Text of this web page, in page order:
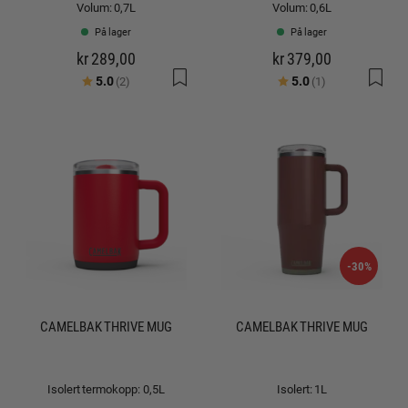
Volum: 0,7L
På lager
kr 289,00
Karakter:
5.0(2) av 5 mulige
Volum: 0,6L
På lager
kr 379,00
Karakter:
5.0(1) av 5 mulige
CAMELBAK THRIVE MUG
Isolert termokopp: 0,5L
-30%
CAMELBAK THRIVE MUG
Isolert: 1L